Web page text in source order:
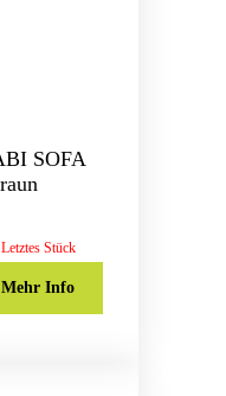
SOFA
Letztes Stück
Mehr Info